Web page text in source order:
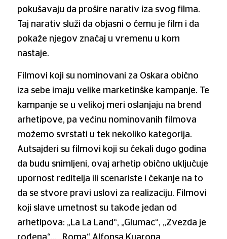
pokušavaju da prošire narativ iza svog filma.
Taj narativ služi da objasni o čemu je film i da
pokaže njegov značaj u vremenu u kom
nastaje.
Filmovi koji su nominovani za Oskara obično
iza sebe imaju velike marketinške kampanje. Te
kampanje se u velikoj meri oslanjaju na brend
arhetipove, pa većinu nominovanih filmova
možemo svrstati u tek nekoliko kategorija.
Autsajderi su filmovi koji su čekali dugo godina
da budu snimljeni, ovaj arhetip obično uključuje
upornost reditelja ili scenariste i čekanje na to
da se stvore pravi uslovi za realizaciju. Filmovi
koji slave umetnost su takođe jedan od
arhetipova: „La La Land“, „Glumac“, „Zvezda je